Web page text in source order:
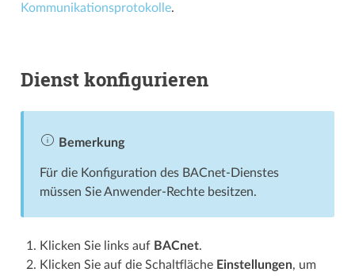
Kommunikationsprotokolle.
Dienst konfigurieren
Bemerkung
Für die Konfiguration des BACnet-Dienstes
müssen Sie Anwender-Rechte besitzen.
Klicken Sie links auf BACnet.
Klicken Sie auf die Schaltfläche Einstellungen, um